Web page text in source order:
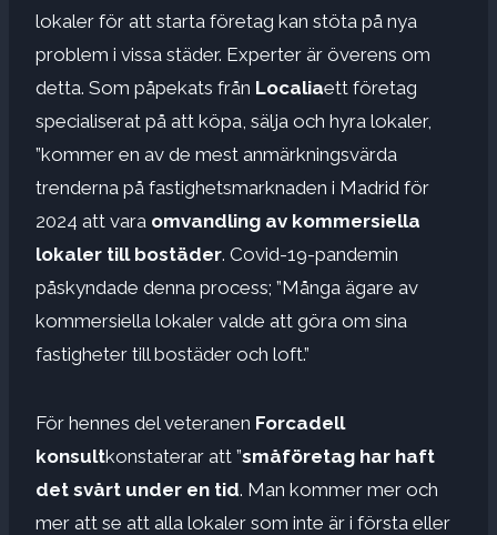
lokaler för att starta företag kan stöta på nya
problem i vissa städer. Experter är överens om
detta. Som påpekats från Localiaett företag
specialiserat på att köpa, sälja och hyra lokaler,
”kommer en av de mest anmärkningsvärda
trenderna på fastighetsmarknaden i Madrid för
2024 att vara omvandling av kommersiella
lokaler till bostäder. Covid-19-pandemin
påskyndade denna process; ”Många ägare av
kommersiella lokaler valde att göra om sina
fastigheter till bostäder och loft.”
För hennes del veteranen Forcadell
konsultkonstaterar att ”småföretag har haft
det svårt under en tid. Man kommer mer och
mer att se att alla lokaler som inte är i första eller